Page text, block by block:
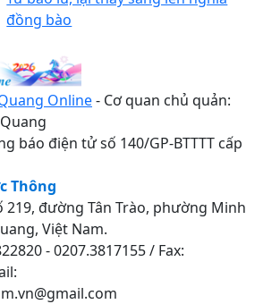
đồng bào
Online- Cơ quan chủ quản:
báo điện tử số 140/GP-BTTTT cấp
Thông
219, đường Tân Trào, phường Minh
Việt Nam.
- 0207.3817155 / Fax: